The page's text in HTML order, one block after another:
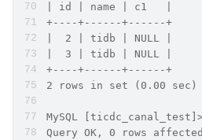
| id | name | c1   |
+----+------+------+
|  2 | tidb | NULL |
|  3 | tidb | NULL |
+----+------+------+
2 rows in set (0.00 sec)
MySQL
Query OK, 0 rows